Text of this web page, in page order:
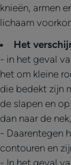
knieën, armen
lichaam
Het
- in het geval
het om kleine
die bedekt zijn
de slapen en
dan naar de
- Daarentegen
contouren en
- In het geval